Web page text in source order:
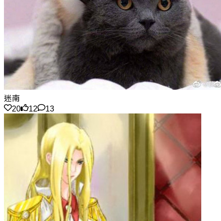
迷南
20
12 13